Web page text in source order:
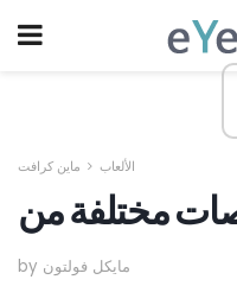
الألعاب ماين كرافت
by مايكل فولتون